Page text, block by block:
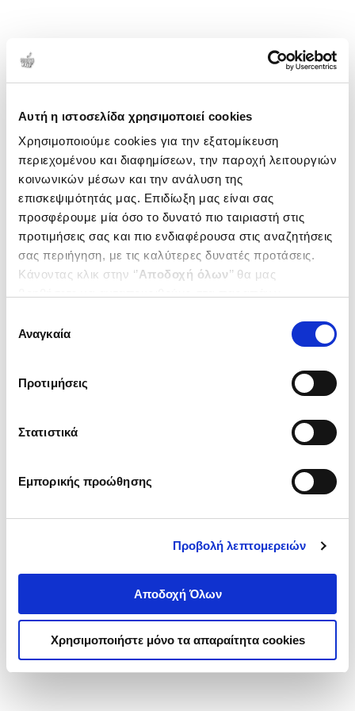
Αυτή η ιστοσελίδα χρησιμοποιεί cookies
Χρησιμοποιούμε cookies για την εξατομίκευση
περιεχομένου και διαφημίσεων, την παροχή λειτουργιών
κοινωνικών μέσων και την ανάλυση της
επισκεψιμότητάς μας. Επιδίωξη μας είναι σας
προσφέρουμε μία όσο το δυνατό πιο ταιριαστή στις
προτιμήσεις σας και πιο ενδιαφέρουσα στις αναζητήσεις
σας περιήγηση, με τις καλύτερες δυνατές προτάσεις.
Κάνοντας κλικ στην ‘’Αποδοχή όλων’’ θα μας
ενδιαφέρουν και να επιλέξετε από τα παρακάτω με την
΄΄και να ενημερωθείτε σχετικά με
συγκατάθεσης
Αναγκαία
Προτιμήσεις
Στατιστικά
Εμπορικής προώθησης
Προβολή λεπτομερειών
Αποδοχή Όλων
Χρησιμοποιήστε μόνο τα απαραίτητα cookies